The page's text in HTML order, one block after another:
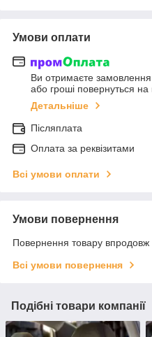
Умови оплати
Ви отримаєте замовлення
або гроші повернуться на
Детальніше
Післяплата
Оплата за реквізитами
Всі умови оплати
Умови повернення
Повернення товару впродовж
Всі умови повернення
Подібні товари компанії